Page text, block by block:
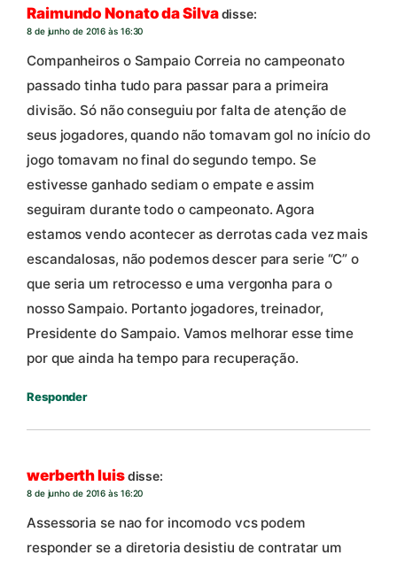
Raimundo Nonato da Silvadisse:
8 de junho de 2016 às 16:30
Companheiros o Sampaio Correia no campeonato
passado tinha tudo para passar para a primeira
divisão. Só não conseguiu por falta de atenção de
seus jogadores, quando não tomavam gol no início do
jogo tomavam no final do segundo tempo. Se
estivesse ganhado sediam o empate e assim
seguiram durante todo o campeonato. Agora
estamos vendo acontecer as derrotas cada vez mais
escandalosas, não podemos descer para serie “C” o
que seria um retrocesso e uma vergonha para o
nosso Sampaio. Portanto jogadores, treinador,
Presidente do Sampaio. Vamos melhorar esse time
por que ainda ha tempo para recuperação.
Responder
werberth luisdisse:
8 de junho de 2016 às 16:20
Assessoria se nao for incomodo vcs podem
responder se a diretoria desistiu de contratar um